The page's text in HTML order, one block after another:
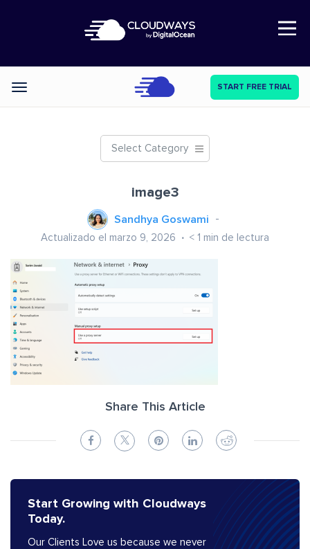
Open Nav
Categories START FREE TRIAL
Select Category
image3
Sandhya Goswami
Actualizado el marzo 9, 2026 < 1 min de lectura
Share This Article
Start Growing with Cloudways
Today.
Our Clients Love us because we never